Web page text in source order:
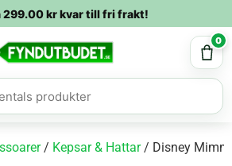
299.00krkvar till fri frakt!
0
/ Kepsar & Hattar/ Disney